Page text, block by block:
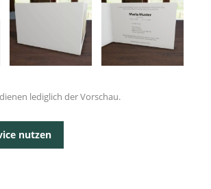
lediglich der Vorschau.
nutzen